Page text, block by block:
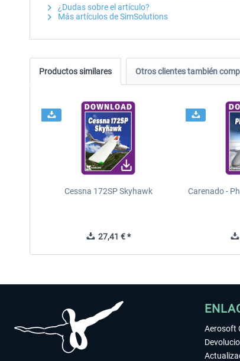
¿Dudas sobre el artículo?
Más artículos de SimSolutions
Productos similares Otros clientes también
Cessna 172SP Skyhawk
27,41 € *
Carenado -
Aerosoft